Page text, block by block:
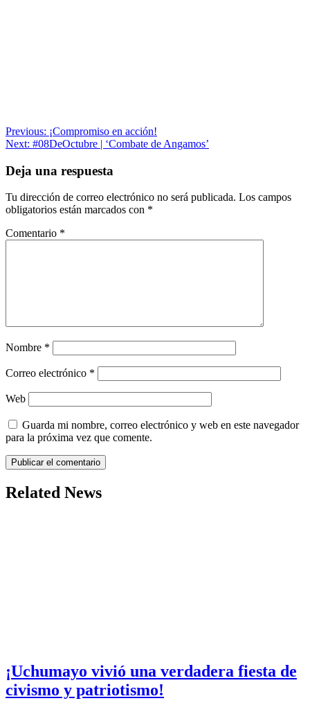
Navegación
de
entradas
Previous: ¡Compromiso en acción!
Next: #08DeOctubre | ‘Combate de Angamos’
Deja una respuesta
Tu dirección de correo electrónico no será publicada. Los campos
obligatorios están marcados con *
Comentario *
Nombre *
Correo electrónico *
Web
Guarda mi nombre, correo electrónico y web en este navegador
para la próxima vez que comente.
Related News
¡Uchumayo vivió una verdadera fiesta de
civismo y patriotismo!